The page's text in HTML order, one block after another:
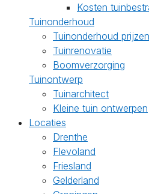
Kosten
Tuinonderhoud
Tuinonderhoud prijzen
Tuinrenovatie
Boomverzorging
Tuinontwerp
Tuinarchitect
Kleine tuin ontwerpen
Locaties
Drenthe
Flevoland
Friesland
Gelderland